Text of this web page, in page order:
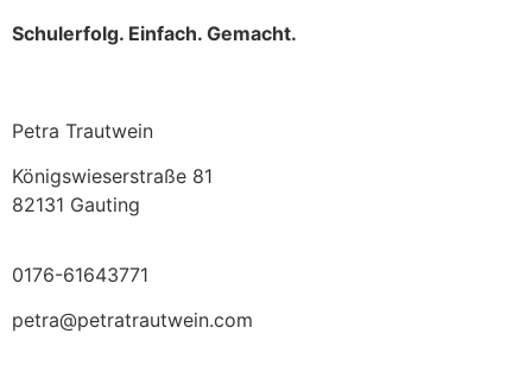
Schulerfolg. Einfach. Gemacht.
Petra Trautwein
Königswieserstraße 81
82131 Gauting
0176-61643771
petra@petratrautwein.com